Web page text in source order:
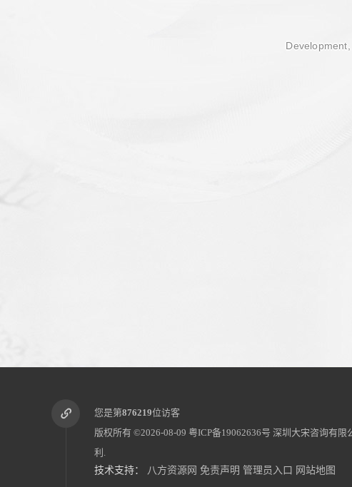
您是第876219位访客
版权所有 ©2026-08-09 粤ICP备19062636号 深圳大宋咨询有限
利.
技术支持： 八方资源网 免责声明 管理员入口 网站地图